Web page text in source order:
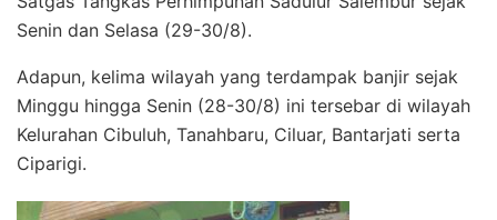
Senin dan Selasa (29-30/8).
Adapun, kelima wilayah yang terdampak banjir sejak
Minggu hingga Senin (28-30/8) ini tersebar di wilayah
Kelurahan Cibuluh, Tanahbaru, Ciluar, Bantarjati serta
Ciparigi.